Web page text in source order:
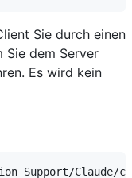
Sie durch einen
Sie dem Server
Es wird kein
Support/Claude/